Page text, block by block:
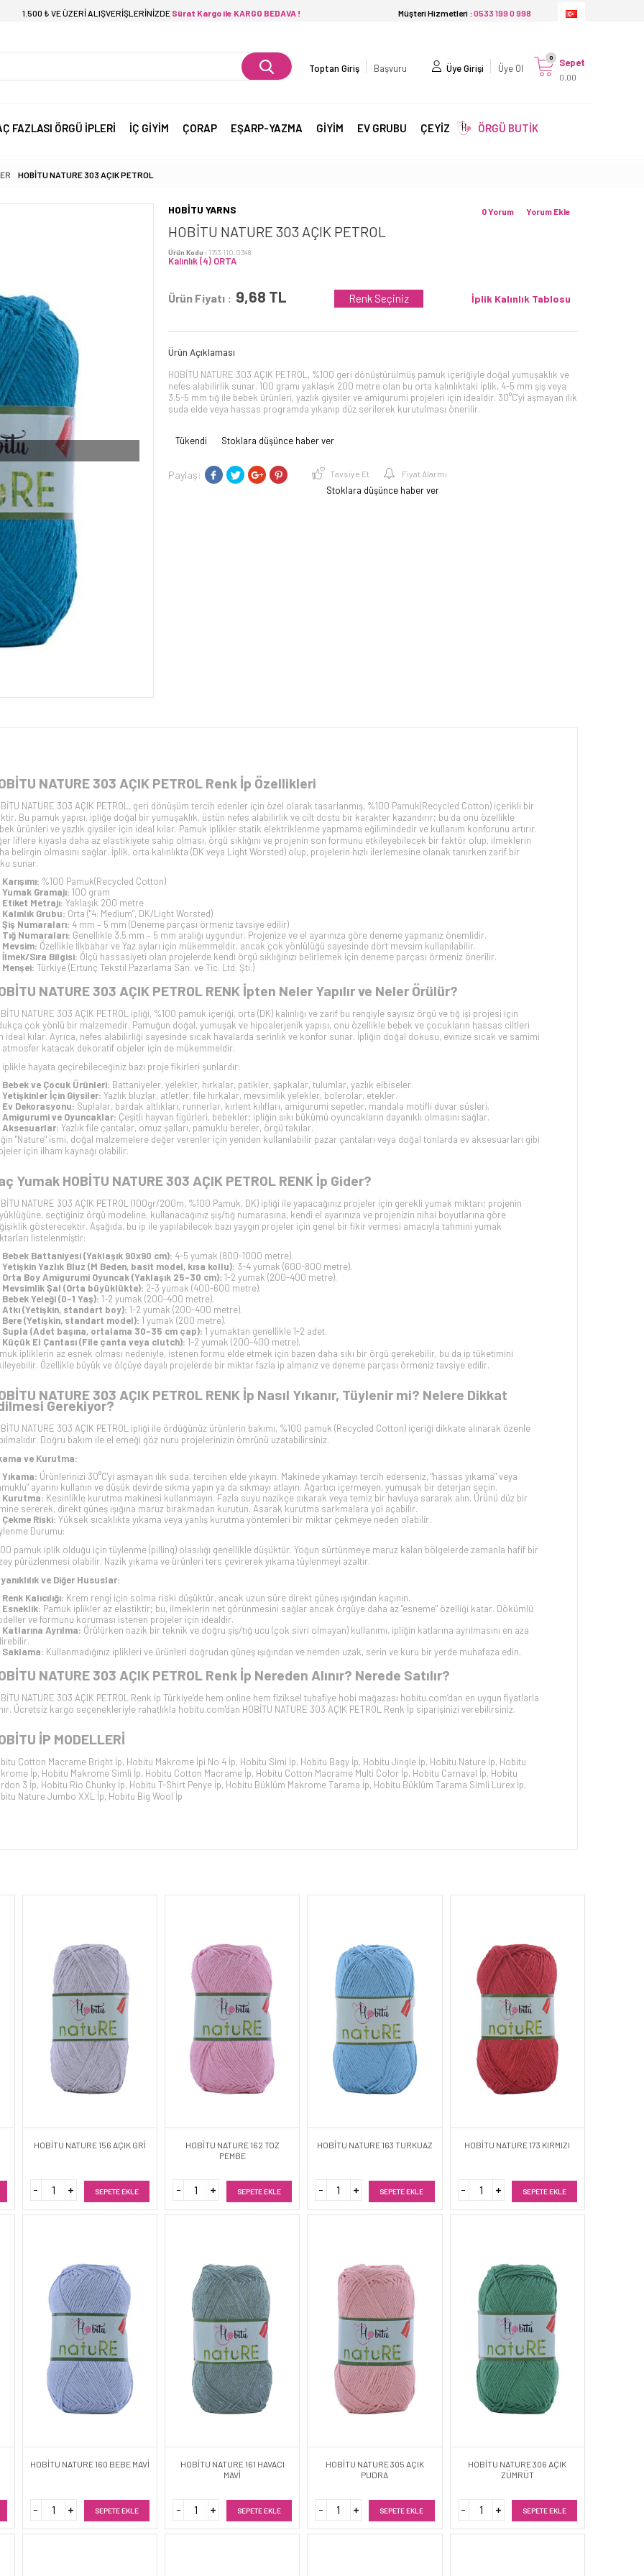
1.500 ₺ VE ÜZERİ ALIŞVERİŞLERİNİZDE Sürat Kargo ile KARGO BEDAVA ! Müşteri Hizmetleri : 0533 199 0 998
Başvuru
Toptan Giriş Üye Girişi Üye Ol Sepet
0,00
0
FAZLASI ÖRGÜ İPLERİ İÇ GİYİM ÇORAP EŞARP-YAZMA GİYİM EV GRUBU ÇEYİZ ÖRGÜ BUTİK
HOBİTU NATURE 303 AÇIK PETROL
HOBİTU YARNS
HOBİTU NATURE 303 AÇIK PETROL
Ürün Kodu : 1153.110.0348
Kalınlık (4) ORTA
Yorum Ekle
0 Yorum
Ürün Fiyatı : 9,68 TL İplik Kalınlık Tablosu
Renk Seçiniz
Ürün Açıklaması
HOBİTU NATURE 303 AÇIK PETROL, %100 geri dönüştürülmüş pamuk içeriğiyle doğal yumuşaklık ve
nefes alabilirlik sunar. 100 gramı yaklaşık 200 metre olan bu orta kalınlıktaki iplik, 4-5 mm şiş veya
3.5-5 mm tığ ile bebek ürünleri, yazlık giysiler ve amigurumi projeleri için idealdir. 30°C'yi aşmayan ılık
suda elde veya hassas programda yıkanıp düz serilerek kurutulması önerilir.
Tükendi Stoklara düşünce haber ver
Paylaş: Tavsiye Et Fiyat Alarmı
Stoklara düşünce haber ver
NATURE 303 AÇIK PETROL Renk İp Özellikleri
NATURE 303 AÇIK PETROL, geri dönüşüm tercih edenler için özel olarak tasarlanmış, %100 Pamuk(Recycled Cotton) içerikli bir
Bu pamuk yapısı, ipliğe doğal bir yumuşaklık, üstün nefes alabilirlik ve cilt dostu bir karakter kazandırır; bu da onu özellikle
ürünleri ve yazlık giysiler için ideal kılar. Pamuk iplikler statik elektriklenme yapmama eğilimindedir ve kullanım konforunu artırır.
liflere kıyasla daha az elastikiyete sahip olması, örgü sıklığını ve projenin son formunu etkileyebilecek bir faktör olup, ilmeklerin
belirgin olmasını sağlar. İplik, orta kalınlıkta (DK veya Light Worsted) olup, projelerin hızlı ilerlemesine olanak tanırken zarif bir
sunar.
Karışımı: %100 Pamuk(Recycled Cotton)
Yumak Gramajı: 100 gram
Etiket Metrajı: Yaklaşık 200 metre
Kalınlık Grubu: Orta ("4: Medium", DK/Light Worsted)
Şiş Numaraları: 4 mm – 5 mm (Deneme parçası örmeniz tavsiye edilir)
Tığ Numaraları: Genellikle 3.5 mm – 5 mm aralığı uygundur. Projenize ve el ayarınıza göre deneme yapmanız önemlidir.
Mevsim: Özellikle İlkbahar ve Yaz ayları için mükemmeldir, ancak çok yönlülüğü sayesinde dört mevsim kullanılabilir.
İlmek/Sıra Bilgisi: Ölçü hassasiyeti olan projelerde kendi örgü sıklığınızı belirlemek için deneme parçası örmeniz önerilir.
Menşei: Türkiye (Ertunç Tekstil Pazarlama San. ve Tic. Ltd. Şti.)
NATURE 303 AÇIK PETROL RENK İpten Neler Yapılır ve Neler Örülür?
NATURE 303 AÇIK PETROL ipliği, %100 pamuk içeriği, orta (DK) kalınlığı ve zarif bu rengiyle sayısız örgü ve tığ işi projesi için
çok yönlü bir malzemedir. Pamuğun doğal, yumuşak ve hipoalerjenik yapısı, onu özellikle bebek ve çocukların hassas ciltleri
ideal kılar. Ayrıca, nefes alabilirliği sayesinde sıcak havalarda serinlik ve konfor sunar. İpliğin doğal dokusu, evinize sıcak ve samimi
atmosfer katacak dekoratif objeler için de mükemmeldir.
iplikle hayata geçirebileceğiniz bazı proje fikirleri şunlardır:
Bebek ve Çocuk Ürünleri: Battaniyeler, yelekler, hırkalar, patikler, şapkalar, tulumlar, yazlık elbiseler.
Yetişkinler İçin Giysiler: Yazlık bluzlar, atletler, file hırkalar, mevsimlik yelekler, bolerolar, etekler.
Ev Dekorasyonu: Suplalar, bardak altlıkları, runnerlar, kırlent kılıfları, amigurumi sepetler, mandala motifli duvar süsleri.
Amigurumi ve Oyuncaklar: Çeşitli hayvan figürleri, bebekler; ipliğin sıkı bükümü oyuncakların dayanıklı olmasını sağlar.
Aksesuarlar: Yazlık file çantalar, omuz şalları, pamuklu bereler, örgü takılar.
"Nature" ismi, doğal malzemelere değer verenler için yeniden kullanılabilir pazar çantaları veya doğal tonlarda ev aksesuarları gibi
için ilham kaynağı olabilir.
Yumak HOBİTU NATURE 303 AÇIK PETROL RENK İp Gider?
NATURE 303 AÇIK PETROL (100gr/200m, %100 Pamuk, DK) ipliği ile yapacağınız projeler için gerekli yumak miktarı; projenin
seçtiğiniz örgü modeline, kullanacağınız şiş/tığ numarasına, kendi el ayarınıza ve projenizin nihai boyutlarına göre
gösterecektir. Aşağıda, bu ip ile yapılabilecek bazı yaygın projeler için genel bir fikir vermesi amacıyla tahmini yumak
listelenmiştir:
Bebek Battaniyesi (Yaklaşık 90x90 cm): 4-5 yumak (800-1000 metre).
Yetişkin Yazlık Bluz (M Beden, basit model, kısa kollu): 3-4 yumak (600-800 metre).
Orta Boy Amigurumi Oyuncak (Yaklaşık 25-30 cm): 1-2 yumak (200-400 metre).
Mevsimlik Şal (Orta büyüklükte): 2-3 yumak (400-600 metre).
Bebek Yeleği (0-1 Yaş): 1-2 yumak (200-400 metre).
Atkı (Yetişkin, standart boy): 1-2 yumak (200-400 metre).
Bere (Yetişkin, standart model): 1 yumak (200 metre).
Supla (Adet başına, ortalama 30-35 cm çap): 1 yumaktan genellikle 1-2 adet.
Küçük El Çantası (File çanta veya clutch): 1-2 yumak (200-400 metre).
ipliklerin az esnek olması nedeniyle, istenen formu elde etmek için bazen daha sıkı bir örgü gerekebilir, bu da ip tüketimini
Özellikle büyük ve ölçüye dayalı projelerde bir miktar fazla ip almanız ve deneme parçası örmeniz tavsiye edilir.
NATURE 303 AÇIK PETROL RENK İp Nasıl Yıkanır, Tüylenir mi? Nelere Dikkat
Gerekiyor?
NATURE 303 AÇIK PETROL ipliği ile ördüğünüz ürünlerin bakımı, %100 pamuk (Recycled Cotton) içeriği dikkate alınarak özenle
Doğru bakım ile el emeği göz nuru projelerinizin ömrünü uzatabilirsiniz.
ve Kurutma:
Yıkama: Ürünlerinizi 30°C'yi aşmayan ılık suda, tercihen elde yıkayın. Makinede yıkamayı tercih ederseniz, "hassas yıkama" veya
ayarını kullanın ve düşük devirde sıkma yapın ya da sıkmayı atlayın. Ağartıcı içermeyen, yumuşak bir deterjan seçin.
Kurutma: Kesinlikle kurutma makinesi kullanmayın. Fazla suyu nazikçe sıkarak veya temiz bir havluya sararak alın. Ürünü düz bir
sererek, direkt güneş ışığına maruz bırakmadan kurutun. Asarak kurutma sarkmalara yol açabilir.
Çekme Riski: Yüksek sıcaklıkta yıkama veya yanlış kurutma yöntemleri bir miktar çekmeye neden olabilir.
Durumu:
pamuk iplik olduğu için tüylenme (pilling) olasılığı genellikle düşüktür. Yoğun sürtünmeye maruz kalan bölgelerde zamanla hafif bir
pürüzlenmesi olabilir. Nazik yıkama ve ürünleri ters çevirerek yıkama tüylenmeyi azaltır.
ve Diğer Hususlar:
Renk Kalıcılığı: Krem rengi için solma riski düşüktür, ancak uzun süre direkt güneş ışığından kaçının.
Esneklik: Pamuk iplikler az elastiktir; bu, ilmeklerin net görünmesini sağlar ancak örgüye daha az "esneme" özelliği katar. Dökümlü
ve formunu koruması istenen projeler için idealdir.
Katlarına Ayrılma: Örülürken nazik bir teknik ve doğru şiş/tığ ucu (çok sivri olmayan) kullanımı, ipliğin katlarına ayrılmasını en aza
Saklama: Kullanmadığınız iplikleri ve ürünleri doğrudan güneş ışığından ve nemden uzak, serin ve kuru bir yerde muhafaza edin.
NATURE 303 AÇIK PETROL Renk İp Nereden Alınır? Nerede Satılır?
NATURE 303 AÇIK PETROL Renk İp Türkiye’de hem online hem fiziksel tuhafiye hobi mağazası hobitu.com’dan en uygun fiyatlarla
Ücretsiz kargo seçenekleriyle rahatlıkla hobitu.com'dan HOBİTU NATURE 303 AÇIK PETROL Renk İp siparişinizi verebilirsiniz.
İP MODELLERİ
Cotton Macrame Bright İp, Hobitu Makrome İpi No 4 İp, Hobitu Simi İp, Hobitu Bagy İp, Hobitu Jingle İp, Hobitu Nature İp, Hobitu
İp, Hobitu Makrome Simli İp, Hobitu Cotton Macrame İp, Hobitu Cotton Macrame Multi Color İp, Hobitu Carnaval İp, Hobitu
3 İp, Hobitu Rio Chunky İp, Hobitu T-Shirt Penye İp, Hobitu Büklüm Makrome Tarama İp, Hobitu Büklüm Tarama Simli Lurex İp,
Nature Jumbo XXL İp, Hobitu Big Wool İp
HOBİTU NATURE 156 AÇIK GRİ
SEPETE EKLE
HOBİTU NATURE 162 TOZ
PEMBE
SEPETE EKLE
HOBİTU NATURE 163 TURKUAZ
SEPETE EKLE
HOBİTU NATURE 173 KIRMIZI
SEPETE EKLE
HOBİTU NATURE 160 BEBE MAVİ
SEPETE EKLE
HOBİTU NATURE 161 HAVACI
MAVİ
SEPETE EKLE
HOBİTU NATURE 305 AÇIK
PUDRA
SEPETE EKLE
HOBİTU NATURE 306 AÇIK
ZÜMRÜT
SEPETE EKLE